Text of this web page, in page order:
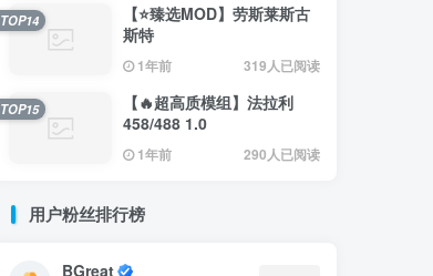
【⭐臻选MOD】劳斯莱斯古
斯特
1年前 319人已阅读
TOP14
【🔥超高质模组】法拉利
458/488 1.0
1年前 290人已阅读
TOP15
用户粉丝排行榜
BGreat